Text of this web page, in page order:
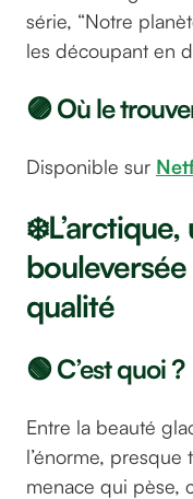
série, “Notre
les découpant en
🟣 Où le
Disponible sur
bouleversée
qualité
🟢 C’est quoi ?
Entre la beauté
l’énorme, presque
menace qui pèse,